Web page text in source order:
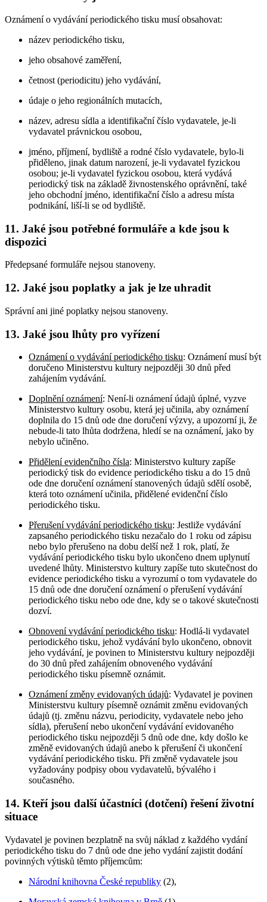
Oznámení o vydávání periodického tisku musí obsahovat:
název periodického tisku,
jeho obsahové zaměření,
četnost (periodicitu) jeho vydávání,
údaje o jeho regionálních mutacích,
název, adresu sídla a identifikační číslo vydavatele, je-li
vydavatel právnickou osobou,
jméno, příjmení, bydliště a rodné číslo vydavatele, bylo-li
přiděleno, jinak datum narození, je-li vydavatel fyzickou
osobou; je-li vydavatel fyzickou osobou, která vydává
periodický tisk na základě živnostenského oprávnění, také
jeho obchodní jméno, identifikační číslo a adresu místa
podnikání, liší-li se od bydliště.
11. Jaké jsou potřebné formuláře a kde jsou k
dispozici
Předepsané formuláře nejsou stanoveny.
12. Jaké jsou poplatky a jak je lze uhradit
Správní ani jiné poplatky nejsou stanoveny.
13. Jaké jsou lhůty pro vyřízení
Oznámení o vydávání periodického tisku: Oznámení musí být
doručeno Ministerstvu kultury nejpozději 30 dnů před
zahájením vydávání.
Doplnění oznámení: Není-li oznámení údajů úplné, vyzve
Ministerstvo kultury osobu, která jej učinila, aby oznámení
doplnila do 15 dnů ode dne doručení výzvy, a upozorní ji, že
nebude-li tato lhůta dodržena, hledí se na oznámení, jako by
nebylo učiněno.
Přidělení evidenčního čísla: Ministerstvo kultury zapíše
periodický tisk do evidence periodického tisku a do 15 dnů
ode dne doručení oznámení stanovených údajů sdělí osobě,
která toto oznámení učinila, přidělené evidenční číslo
periodického tisku.
Přerušení vydávání periodického tisku: Jestliže vydávání
zapsaného periodického tisku nezačalo do 1 roku od zápisu
nebo bylo přerušeno na dobu delší než 1 rok, platí, že
vydávání periodického tisku bylo ukončeno dnem uplynutí
uvedené lhůty. Ministerstvo kultury zapíše tuto skutečnost do
evidence periodického tisku a vyrozumí o tom vydavatele do
15 dnů ode dne doručení oznámení o přerušení vydávání
periodického tisku nebo ode dne, kdy se o takové skutečnosti
dozví.
Obnovení vydávání periodického tisku: Hodlá-li vydavatel
periodického tisku, jehož vydávání bylo ukončeno, obnovit
jeho vydávání, je povinen to Ministerstvu kultury nejpozději
do 30 dnů před zahájením obnoveného vydávání
periodického tisku písemně oznámit.
Oznámení změny evidovaných údajů: Vydavatel je povinen
Ministerstvu kultury písemně oznámit změnu evidovaných
údajů (tj. změnu názvu, periodicity, vydavatele nebo jeho
sídla), přerušení nebo ukončení vydávání evidovaného
periodického tisku nejpozději 5 dnů ode dne, kdy došlo ke
změně evidovaných údajů anebo k přerušení či ukončení
vydávání periodického tisku. Při změně vydavatele jsou
vyžadovány podpisy obou vydavatelů, bývalého i
současného.
14. Kteří jsou další účastníci (dotčení) řešení životní
situace
Vydavatel je povinen bezplatně na svůj náklad z každého vydání
periodického tisku do 7 dnů ode dne jeho vydání zajistit dodání
povinných výtisků těmto příjemcům:
Národní knihovna České republiky (2),